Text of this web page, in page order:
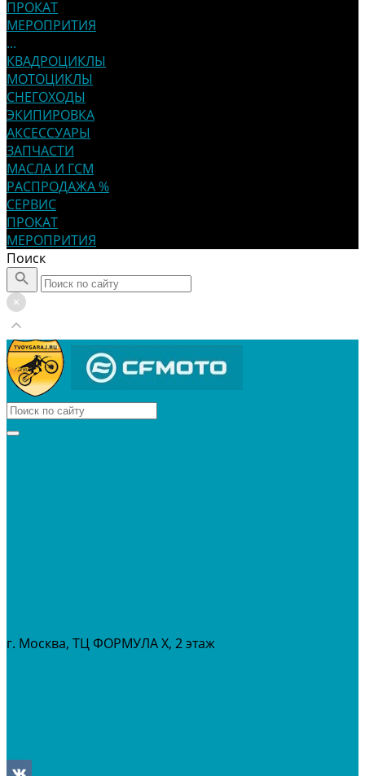
ПРОКАТ
МЕРОПРИТИЯ
...
КВАДРОЦИКЛЫ
МОТОЦИКЛЫ
СНЕГОХОДЫ
ЭКИПИРОВКА
АКСЕССУАРЫ
ЗАПЧАСТИ
МАСЛА И ГСМ
РАСПРОДАЖА %
СЕРВИС
ПРОКАТ
МЕРОПРИТИЯ
Поиск
г. Москва, ТЦ ФОРМУЛА Х, 2 этаж